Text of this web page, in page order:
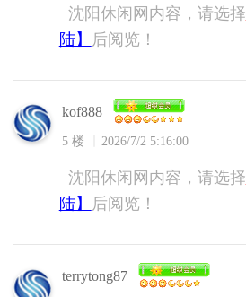
沈阳休闲网内容，请选择
陆】
后阅览！
kof888
5 楼 2026/7/2 5:16:00
沈阳休闲网内容，请选择
陆】
后阅览！
terrytong87